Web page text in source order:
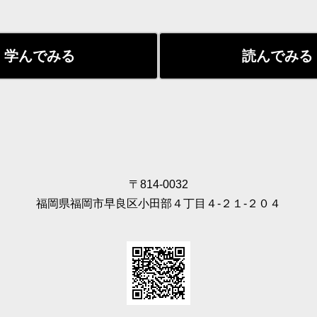
学んでみる 読んでみる
〒814-0032
福岡県福岡市早良区小田部４丁目４‐２１‐２０４